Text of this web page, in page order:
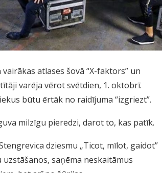
atlases šovā “X-faktors” un
varēja vērot svētdien, 1. oktobrī.
būtu ērtāk no raidījuma “izgriezt”.
milzīgu pieredzi, darot to, kas patīk.
dziesmu „Ticot, mīlot, gaidot”
saņēma neskaitāmus